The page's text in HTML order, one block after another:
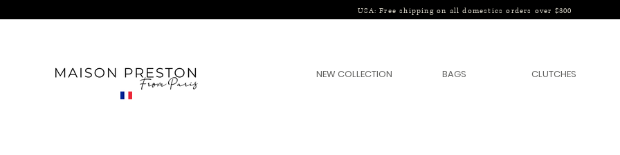
USA: Free shipping on all domestics orders over $300
NEW COLLECTION BAGS CLUTCHES